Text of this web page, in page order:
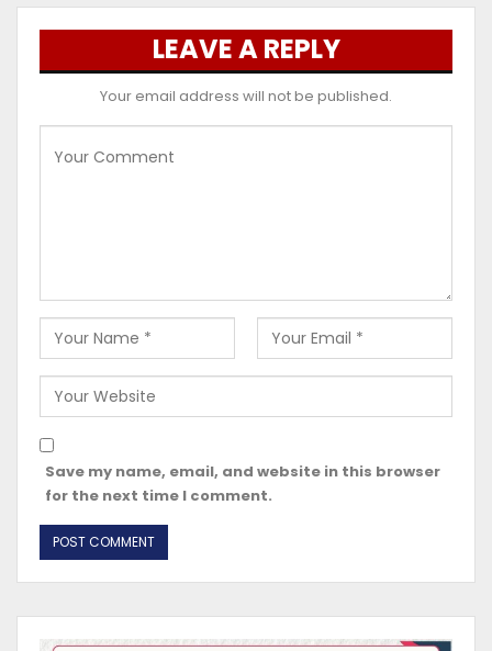
LEAVE A REPLY
Your email address will not be published.
Save my name, email, and website in this browser
for the next time I comment.